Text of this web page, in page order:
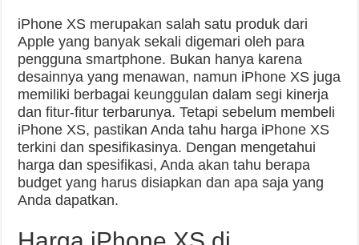
iPhone XS merupakan salah satu produk dari
Apple yang banyak sekali digemari oleh para
pengguna smartphone. Bukan hanya karena
desainnya yang menawan, namun iPhone XS juga
memiliki berbagai keunggulan dalam segi kinerja
dan fitur-fitur terbarunya. Tetapi sebelum membeli
iPhone XS, pastikan Anda tahu harga iPhone XS
terkini dan spesifikasinya. Dengan mengetahui
harga dan spesifikasi, Anda akan tahu berapa
budget yang harus disiapkan dan apa saja yang
Anda dapatkan.